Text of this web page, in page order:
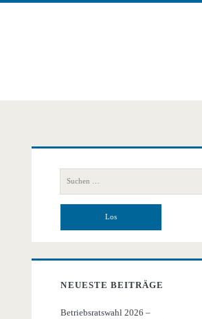
Primäre
Seitenleiste
nach:
NEUESTE BEITRÄGE
Betriebsratswahl 2026 –